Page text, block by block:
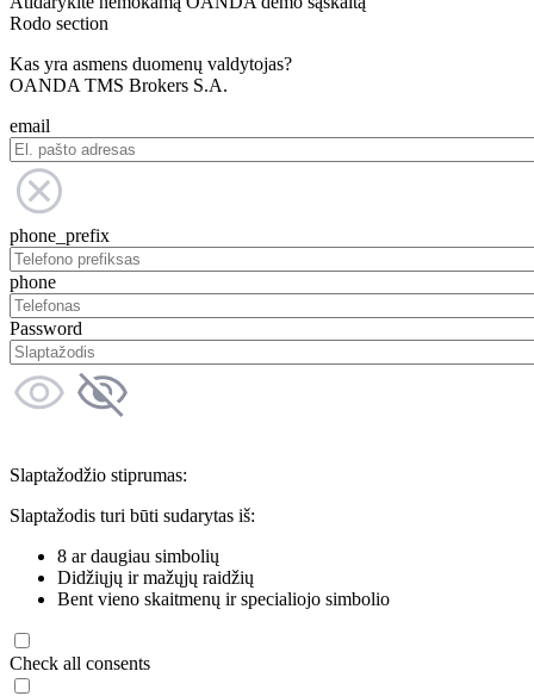
Rodo section
Kas yra asmens duomenų valdytojas?
OANDA TMS Brokers S.A.
email
phone_prefix
phone
Password
Slaptažodžio stiprumas:
Slaptažodis turi būti sudarytas iš:
8 ar daugiau simbolių
Didžiųjų ir mažųjų raidžių
Bent vieno skaitmenų ir specialiojo simbolio
Check all consents